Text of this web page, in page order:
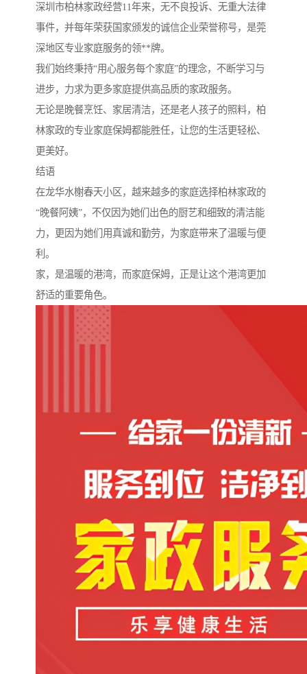
深圳市柏林家政经营11年来，无不良投诉、无重大法律
事件，并每年荣获国家颁发的诚信企业荣誉称号，是莞
深地区专业家庭服务的领**牌。
我们始终秉持“用心服务每个家庭”的理念，不断学习与
进步，力求为更多家庭提供高品质的家政服务。
无论是晚餐烹饪、家居清洁，还是老人孩子的照料，柏
林家政的专业家庭保姆都能胜任，让您的生活更轻松、
更美好。
结语
在龙华水榭春天小区，越来越多的家庭选择柏林家政的
“晚餐阿姨”，不仅因为她们出色的厨艺和细致的清洁能
力，更因为她们用真诚和勤劳，为家庭带来了温暖与便
利。
家，是温暖的港湾，而家庭保姆，正是让这个港湾更加
舒适的重要角色。